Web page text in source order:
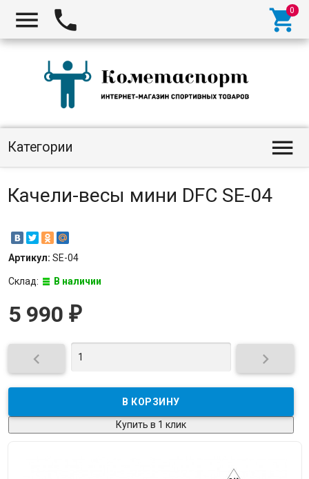
  
Категории 
Качели-весы мини DFC SE-04
Артикул: SE-04
Склад: В наличии
5 990 ₽
 
Купить в 1 клик